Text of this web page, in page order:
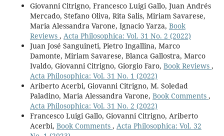
Giovanni Citrigno, Francesco Luigi Gallo, Juan Andrés
Mercado, Stefano Oliva, Rita Salis, Miriam Savarese,
Maria Alessandra Varone, Ignacio Yarza, Book
Reviews , Acta Philosophica: Vol. 31 No. 2 (2022)
Juan José Sanguineti, Pietro Ingallina, Marco
Damonte, Miriam Savarese, Blanca Gallostra, Marco
Ivaldo, Giovanni Citrigno, Giorgio Faro, Book Reviews ,
Acta Philosophica: Vol. 31 No. 1 (2022)
Ariberto Acerbi, Giovanni Citrigno, M. Soledad
Paladino, Maria Alessandra Varone, Book Comments ,
Acta Philosophica: Vol. 31 No. 2 (2022)
Francesco Luigi Gallo, Giovanni Citrigno, Ariberto
Acerbi, Book Comments , Acta Philosophica: Vol. 32